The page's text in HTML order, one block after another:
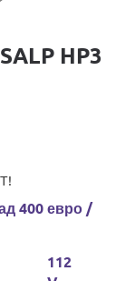
HP3
400 евро /
112